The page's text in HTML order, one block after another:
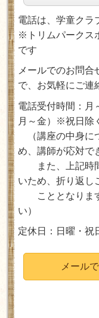
電話は、学童クラ
※トリムパークス
です
メールでのお問
で、お気軽にご連
電話受付時間：月
月～金）※祝日除
（講座の中身
め、講師が応対で
また、上記時間
いため、折り返し
ことと なりま
い）
定休日：日曜・祝
メール